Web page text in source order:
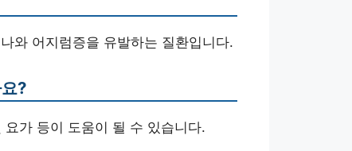
와 어지럼증을 유발하는 질환입니다.
?
가 등이 도움이 될 수 있습니다.